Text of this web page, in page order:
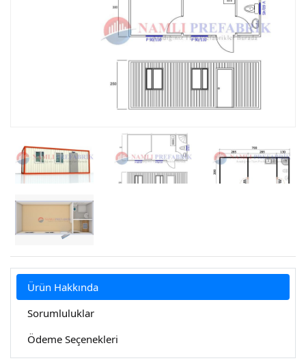
Ürün Hakkında
Sorumluluklar
Ödeme Seçenekleri